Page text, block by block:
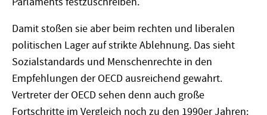
Damit stoßen sie aber beim rechten und liberalen
politischen Lager auf strikte Ablehnung. Das sieht
Sozialstandards und Menschenrechte in den
Empfehlungen der OECD ausreichend gewahrt.
Vertreter der OECD sehen denn auch große
Fortschritte im Vergleich noch zu den 1990er Jahren: